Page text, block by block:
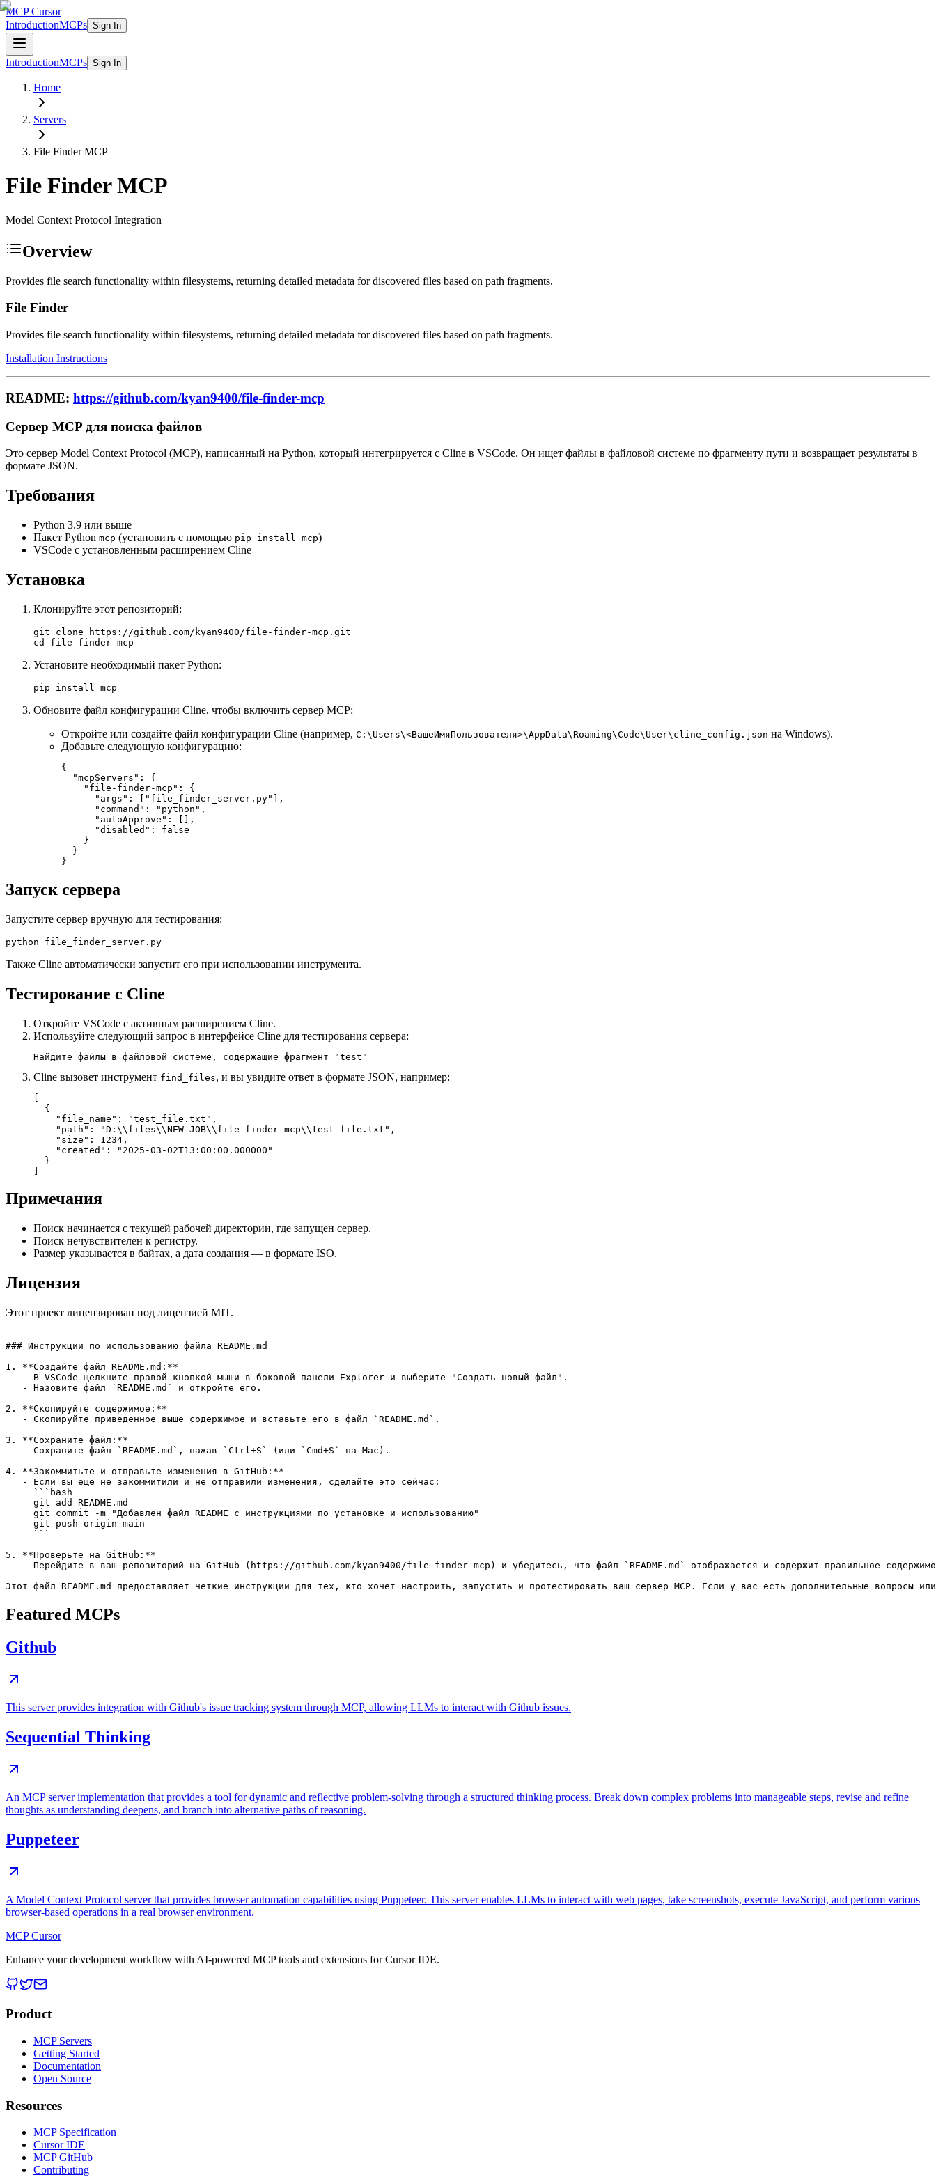
MCP Cursor
IntroductionMCPs Sign In
IntroductionMCPs Sign In
Home
Servers
File FinderMCP
File FinderMCP
Model Context Protocol Integration
Overview
Provides file search functionality within filesystems, returning detailed metadata for discovered files based on path fragments.
File Finder
Provides file search functionality within filesystems, returning detailed metadata for discovered files based on path fragments.
Installation Instructions
README: https://github.com/kyan9400/file-finder-mcp
Сервер MCP для поиска файлов
Это сервер Model Context Protocol (MCP), написанный на Python, который интегрируется с Cline в VSCode. Он ищет файлы в файловой системе по фрагменту пути и возвращает результаты в
формате JSON.
Требования
Python 3.9 или выше
Пакет Python mcp (установить с помощью pip install mcp)
VSCode с установленным расширением Cline
Установка
Клонируйте этот репозиторий:
git clone https://github.com/kyan9400/file-finder-mcp.git
Установите необходимый пакет Python:
Обновите файл конфигурации Cline, чтобы включить сервер MCP:
Откройте или создайте файл конфигурации Cline (например, C:\Users\<ВашеИмяПользователя>\AppData\Roaming\Code\User\cline_config.json на Windows).
Добавьте следующую конфигурацию:
{
  "mcpServers": {
    "file-finder-mcp": {
      "args": ["file_finder_server.py"],
      "command": "python",
      "autoApprove": [],
      "disabled": false
    }
  }
Запуск сервера
Запустите сервер вручную для тестирования:
Также Cline автоматически запустит его при использовании инструмента.
Тестирование с Cline
Откройте VSCode с активным расширением Cline.
Используйте следующий запрос в интерфейсе Cline для тестирования сервера:
Cline вызовет инструмент find_files, и вы увидите ответ в формате JSON, например:
[
  {
    "file_name": "test_file.txt",
    "path": "D:\\files\\NEW JOB\\file-finder-mcp\\test_file.txt",
    "size": 1234,
    "created": "2025-03-02T13:00:00.000000"
  }
Примечания
Поиск начинается с текущей рабочей директории, где запущен сервер.
Поиск нечувствителен к регистру.
Размер указывается в байтах, а дата создания — в формате ISO.
Лицензия
Этот проект лицензирован под лицензией MIT.
### Инструкции по использованию файла README.md
1. **Создайте файл README.md:**
   - В VSCode щелкните правой кнопкой мыши в боковой панели Explorer и выберите "Создать новый файл".
   - Назовите файл `README.md` и откройте его.
2. **Скопируйте содержимое:**
   - Скопируйте приведенное выше содержимое и вставьте его в файл `README.md`.
3. **Сохраните файл:**
   - Сохраните файл `README.md`, нажав `Ctrl+S` (или `Cmd+S` на Mac).
4. **Закоммитьте и отправьте изменения в GitHub:**
   - Если вы еще не закоммитили и не отправили изменения, сделайте это сейчас:
     ```bash
     git add README.md
     git commit -m "Добавлен файл README с инструкциями по установке и использованию"
     git push origin main
     ```
5. **Проверьте на GitHub:**
- Перейдите в ваш репозиторий на GitHub (https://github.com/kyan9400/file-finder-mcp) и убедитесь, что файл `README.md` отображается и содержит правильное
Featured MCPs
Github
This server provides integration with Github's issue tracking system through MCP, allowing LLMs to interact with Github issues.
Sequential Thinking
An MCP server implementation that provides a tool for dynamic and reflective problem-solving through a structured thinking process. Break down complex problems into manageable steps, revise and refine
thoughts as understanding deepens, and branch into alternative paths of reasoning.
Puppeteer
A Model Context Protocol server that provides browser automation capabilities using Puppeteer. This server enables LLMs to interact with web pages, take screenshots, execute JavaScript, and perform various
browser-based operations in a real browser environment.
MCP Cursor
Enhance your development workflow with AI-powered MCP tools and extensions for Cursor IDE.
Product
MCP Servers
Getting Started
Documentation
Open Source
Resources
MCP Specification
Cursor IDE
MCP GitHub
Contributing